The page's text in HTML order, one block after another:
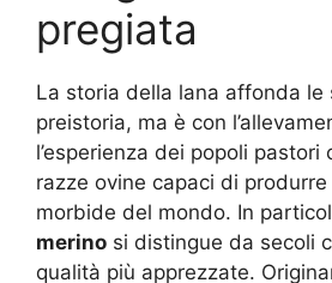
pregiata
La storia della lana affonda le
preistoria, ma è con
l’esperienza dei popoli pastori
razze ovine capaci di
morbide del mondo. In
merino si distingue da secoli
qualità più apprezzate.